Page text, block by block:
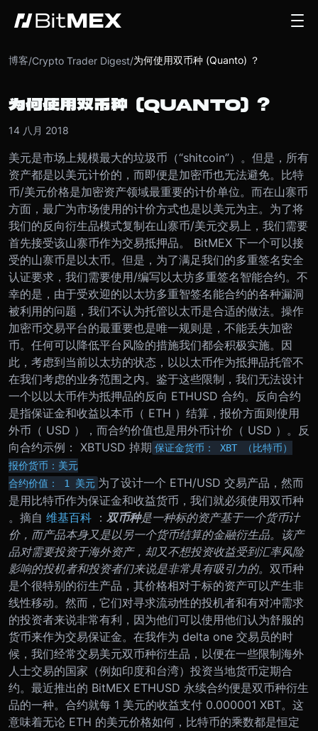
博客/Crypto Trader Digest/为何使用双币种 (Quanto) ？
为何使用双币种 (QUANTO) ？
14 八月 2018
美元是市场上规模最大的垃圾币（“shitcoin”）。但是，所有
资产都是以美元计价的，而即便是加密币也无法避免。比特
币/美元价格是加密资产领域最重要的计价单位。 而在山寨币
方面，最广为市场使用的计价方式也是以美元为主。为了将
我们的反向衍生品模式复制在山寨币/美元交易上，我们需要
首先接受该山寨币作为交易抵押品。 BitMEX 下一个可以接
受的山寨币是以太币。但是，为了满足我们的多重签名安全
认证要求，我们需要使用/编写以太坊多重签名智能合约。 不
幸的是，由于受欢迎的以太坊多重智签名能合约的各种漏洞
被利用的问题，我们不认为托管以太币是合适的做法。操作
加密币交易平台的最重要也是唯一规则是，不能丢失加密
币。任何可以降低平台风险的措施我们都会积极实施。因
此，考虑到当前以太坊的状态，以以太币作为抵押品托管不
在我们考虑的业务范围之内。 鉴于这些限制，我们无法设计
一个以以太币作为抵押品的反向 ETHUSD 合约。反向合约
是指保证金和收益以本币（ ETH ）结算，报价方面则使用
外币（ USD ），而合约价值也是用外币计价（ USD ）。 反
向合约示例： XBTUSD 掉期 保证金货币： XBT （比特币）
报价货币：美元
合约价值： 1 美元 为了设计一个 ETH/USD 交易产品，然而
是用比特币作为保证金和收益货币，我们就必须使用双币种
。 摘自 维基百科 ： 双币种是一种标的资产基于一个货币计
价，而产品本身又是以另一个货币结算的金融衍生品。该产
品对需要投资于海外资产，却又不想投资收益受到汇率风险
影响的投机者和投资者们来说是非常具有吸引力的。 双币种
是个很特别的衍生产品，其价格相对于标的资产可以产生非
线性移动。然而，它们对寻求流动性的投机者和有对冲需求
的投资者来说非常有利，因为他们可以使用他们认为舒服的
货币来作为交易保证金。在我作为 delta one 交易员的时
候，我们经常交易美元双币种衍生品，以便在一些限制海外
人士交易的国家（例如印度和台湾）投资当地货币定期合
约。 最近推出的 BitMEX ETHUSD 永续合约便是双币种衍生
品的一种。合约就每 1 美元的收益支付 0.000001 XBT。这
意味着无论 ETH 的美元价格如何，比特币的乘数都是恒定